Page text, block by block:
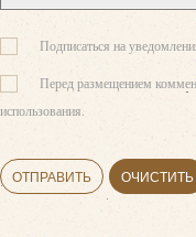
Подписаться на
Перед размещением
использования.
ОТПРАВИТЬ ОЧИСТИТЬ